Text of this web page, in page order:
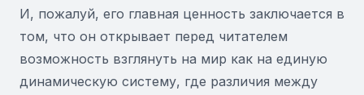
И, пожалуй, его главная ценность заключается в
том, что он открывает перед читателем
возможность взглянуть на мир как на единую
динамическую систему, где различия между